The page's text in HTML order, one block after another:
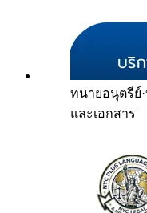
ทนายอนุตรีย์·
และเอกสาร